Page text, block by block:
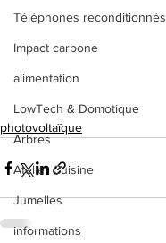
Téléphones reconditionnés
Impact carbone
alimentation
LowTech & Domotique
Arbres
Atelier Cuisine
Jumelles
informations
photovoltaïque